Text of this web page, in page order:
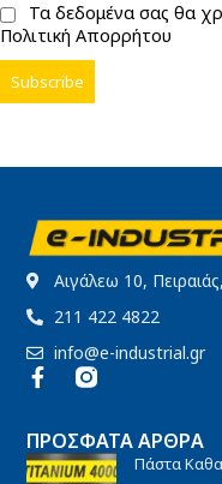
Τα δεδομένα σας θα
Πολιτική Απορρήτου
Αιγάλεω 10,
211 422 4822
info@e-industrial.gr
ΠΡΌΣΦΑΤΑ ΆΡΘΡΑ
Πάστα